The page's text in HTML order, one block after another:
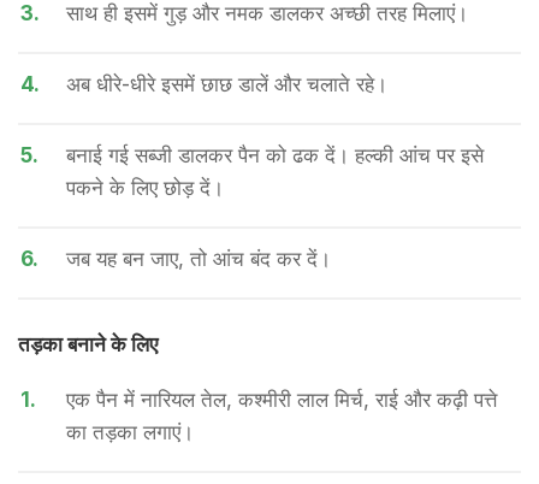
3. साथ ही इसमें गुड़ और नमक डालकर अच्छी तरह मिलाएं।
4. अब धीरे-धीरे इसमें छाछ डालें और चलाते रहे।
5.
बनाई गई सब्जी डालकर पैन को ढक दें। हल्की आंच पर इसे
पकने के लिए छोड़ दें।
6. जब यह बन जाए, तो आंच बंद कर दें।
तड़का बनाने के लिए
1.
एक पैन में नारियल तेल, कश्मीरी लाल मिर्च, राई और कढ़ी पत्ते
का तड़का लगाएं।